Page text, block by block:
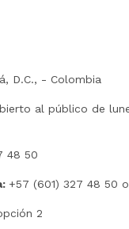
D.C., - Colombia
al público de
48 50
+57 (601) 327 48 50
2